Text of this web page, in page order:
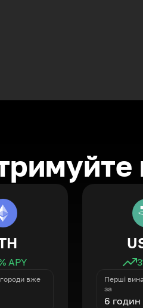
APY
вже
3
Перші
за
6 годин